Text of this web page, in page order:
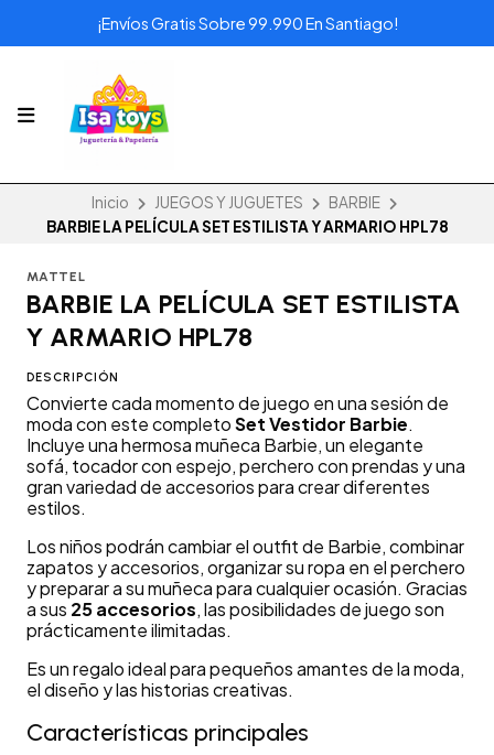
¡Envíos Gratis Sobre 99.990 En Santiago!
Inicio JUEGOS Y JUGUETES
BARBIE
BARBIE LA PELÍCULA SET ESTILISTA Y ARMARIO HPL78
MATTEL
BARBIE LA PELÍCULA SET ESTILISTA
Y ARMARIO HPL78
DESCRIPCIÓN
Convierte cada momento de juego en una sesión de
moda con este completoSet Vestidor Barbie.
Incluye una hermosa muñeca Barbie, un elegante
sofá, tocador con espejo, perchero con prendas y una
gran variedad de accesorios para crear diferentes
estilos.
Los niños podrán cambiar el outfit de Barbie, combinar
zapatos y accesorios, organizar su ropa en el perchero
y preparar a su muñeca para cualquier ocasión. Gracias
a sus 25 accesorios, las posibilidades de juego son
prácticamente ilimitadas.
Es un regalo ideal para pequeños amantes de la moda,
el diseño y las historias creativas.
Características principales